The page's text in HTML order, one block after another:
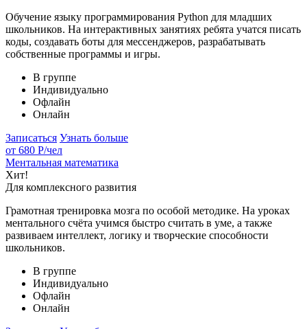
Обучение языку программирования Python для младших
школьников. На интерактивных занятиях ребята учатся писать
коды, создавать боты для мессенджеров, разрабатывать
собственные программы и игры.
В группе
Индивидуально
Офлайн
Онлайн
Записаться Узнать больше
от 680 Р/чел
Ментальная математика
Хит!
Для комплексного развития
Грамотная тренировка мозга по особой методике. На уроках
ментального счёта учимся быстро считать в уме, а также
развиваем интеллект, логику и творческие способности
школьников.
В группе
Индивидуально
Офлайн
Онлайн